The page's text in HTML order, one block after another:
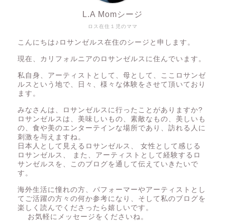
ロス在住１児のママ
L.A Momシージ
こんにちは♪ロサンゼルス在住のシージと申します。
現在、カリフォルニアのロサンゼルスに住んでいます。
私自身、アーティストとして、母として、ここロサンゼ
ルスという地で、日々、様々な体験をさせて頂いており
ます。
みなさんは、ロサンゼルスに行ったことがありますか?
ロサンゼルスは、美味しいもの、素敵なもの、美しいも
の、食や美のエンターテインな場所であり、訪れる人に
刺激を与えますね。
日本人として見えるロサンゼルス、 女性として感じる
ロサンゼルス、 また、アーティストとして経験するロ
サンゼルスを、このブログを通して伝えていきたいで
す。
海外生活に憧れの方、パフォーマーやアーティストとし
てご活躍の方々の何か参考になり、そして私のブログを
楽しく読んでくださったら嬉しいです。
お気軽にメッセージをくださいね。